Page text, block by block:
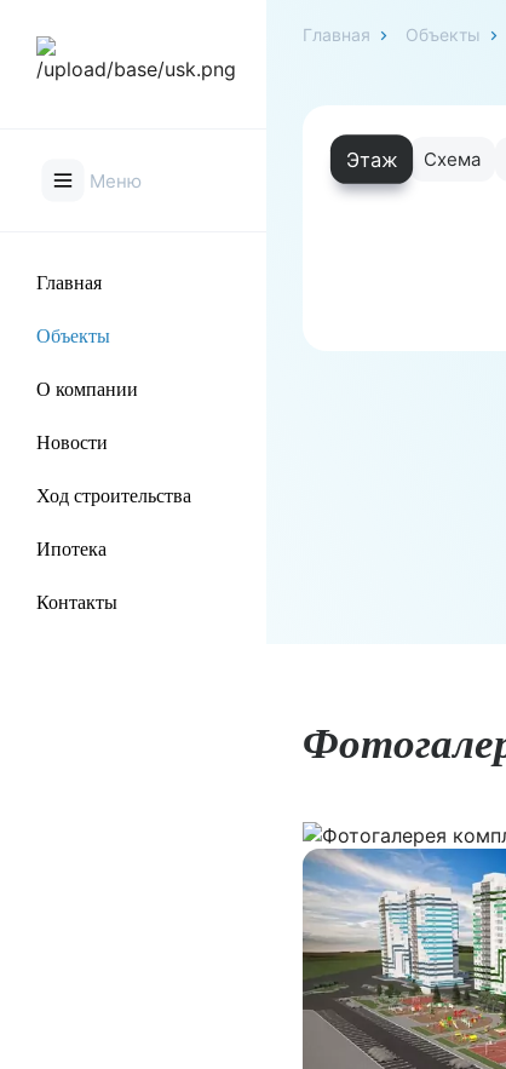
Меню
Главная
Объекты
О компании
Новости
Ход строительства
Ипотека
Контакты
Главная Объекты
Этаж Схема